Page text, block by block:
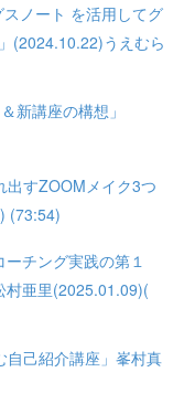
ノート を活用してグ
(2024.10.22)うえむら
新講座の構想」
出すZOOMメイク3つ
(73:54)
チング実践の第１
村亜里(2025.01.09)(
自己紹介講座」峯村真